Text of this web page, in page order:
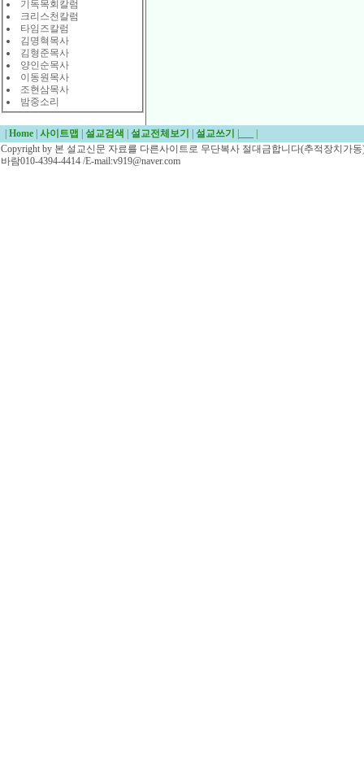
기독목회칼럼
크리스천칼럼
타임즈칼럼
김명혁목사
김형준목사
양인순목사
이동원목사
조현삼목사
밤중소리
Home 사이트맵 설교검색 설교전체보기 설교쓰기
Copyright by 본 설교신문 자료를 다른사이트로 무단복사 절대금합니다(추적장치가
바람010-4394-4414 /E-mail:v919@naver.com